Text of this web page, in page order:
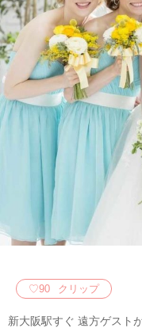
♡90 クリップ
新大阪駅すぐ 遠方ゲスト